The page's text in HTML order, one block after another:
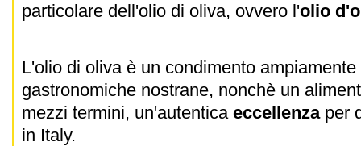
particolare dell'olio di oliva, ovvero l'olio
L'olio di oliva è un condimento
gastronomiche nostrane, nonchè un
mezzi termini, un'autentica eccellenzaper
in Italy.